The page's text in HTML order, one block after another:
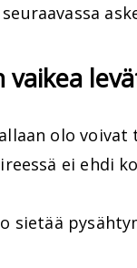
vaikea
olo
ei ehdi
sietää